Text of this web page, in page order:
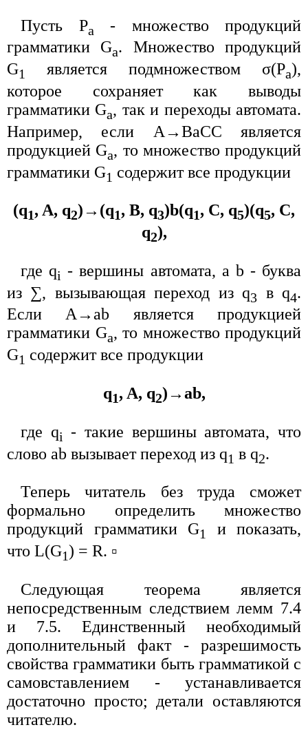
Пусть Pa
- множество продукций
грамматики Ga. Множество продукций
G1 является подмножеством σ(Pa),
которое сохраняет как выводы
грамматики Ga, так и переходы автомата.
Например, если A→BaCC является
продукцией Ga, то множество продукций
грамматики G1 содержит все продукции
(q1, A, q2)→(q1, B, q3)b(q1, C, q5)(q5, C,
q2),
где qi - вершины автомата, а b - буква
из ∑, вызывающая переход из q3 в q4.
Если A→ab является продукцией
грамматики Ga, то множество продукций
G1 содержит все продукции
q1, A, q2)→ab,
где qi - такие вершины автомата, что
слово ab вызывает переход из q1 в q2.
Теперь читатель без труда сможет
формально определить множество
продукций грамматики G1
и показать,
что L(G1) = R. ▫
Следующая теорема является
непосредственным следствием лемм 7.4
и 7.5. Единственный необходимый
дополнительный факт - разрешимость
свойства грамматики быть грамматикой с
самовставлением - устанавливается
достаточно просто; детали оставляются
читателю.